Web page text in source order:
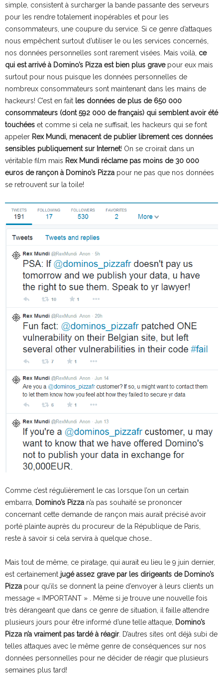
simple, consistent à surcharger la bande passante des serveurs
pour les rendre totalement inopérables et pour les
consommateurs, une coupure du service. Si ce genre d’attaques
nous empêchent surtout d’utiliser le ou les services concernés,
nos données personnelles sont rarement visées. Mais voilà, ce
qui est arrivé à Domino’s Pizza est bien plus gravepour eux mais
surtout pour nous puisque les données personnelles de
nombreux consommateurs sont maintenant dans les mains de
hackeurs! C’est en fait les données de plus de 650 000
consommateurs (dont 592 000 de français) qui semblent avoir été
touchées et comme si cela ne suffisait, les hackeurs qui se font
appeler Rex Mundi, menacent de publier librement ces données
sensibles publiquement sur Internet! On se croirait dans un
véritable film mais Rex Mundi réclame pas moins de 30 000
euros de rançon à Domino’s Pizza pour ne pas que nos données
se retrouvent sur la toile!
Comme c’est régulièrement le cas lorsque l’on un certain
embarra,
Domino’s Pizza n’a pas souhaité se prononcer
concernant cette demande de rançon mais aurait précisé avoir
porté plainte auprès du procureur de la République de Paris,
reste à savoir si cela servira à quelque chose…
Mais tout de même, ce piratage, qui aurait eu lieu le 9 juin dernier,
est certainement jugé assez grave par les dirigeants de Domino’s
Pizza pour qu’ils se donnent la peine d’envoyer à leurs clients un
message « IMPORTANT » . Même si je trouve une nouvelle fois
très dérangeant que dans ce genre de situation, il faille attendre
plusieurs jours pour être informé d’une telle attaque, Domino’s
Pizza n’a vraiment pas tardé à réagir. D’autres sites ont déjà subi de
telles attaques avec le même genre de conséquences sur nos
données personnelles pour ne décider de réagir que plusieurs
semaines plus tard!